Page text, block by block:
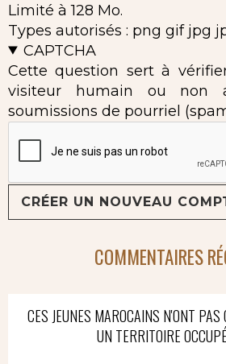
Limité à 128 Mo.
Types autorisés : png gif jpg
CAPTCHA
Cette question sert à
visiteur humain ou non
soumissions de pourriel
COMMENTAIRES
CES JEUNES MAROCAINS N'ONT
UN TERRITOIRE